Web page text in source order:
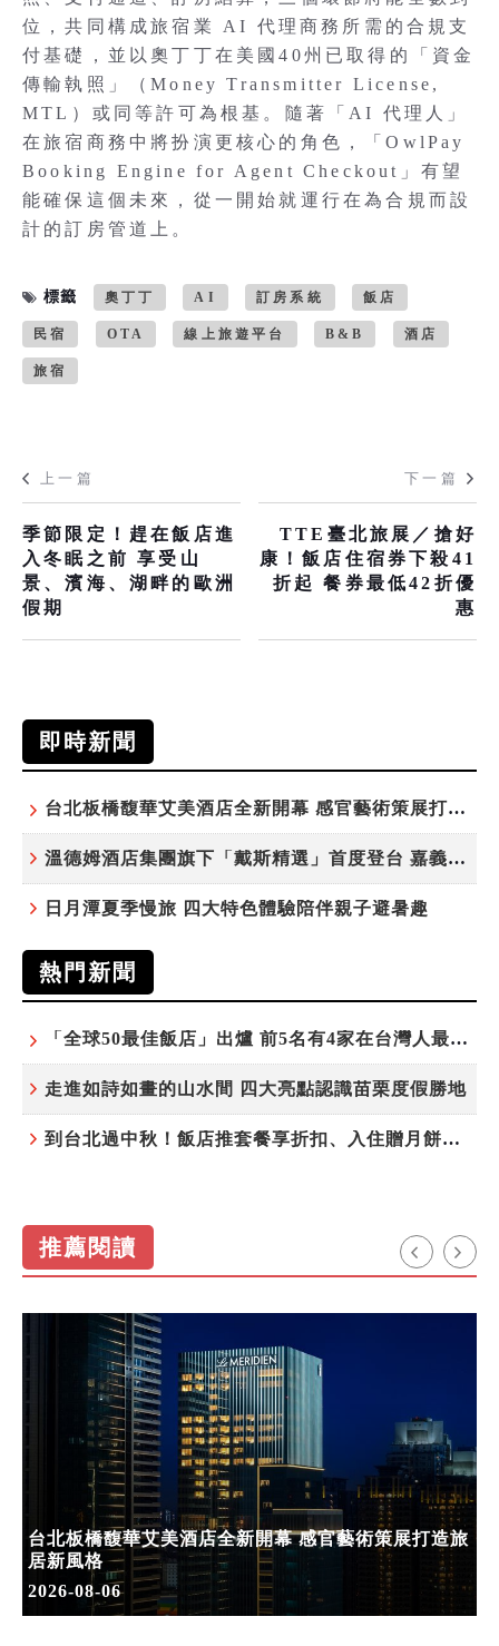
位，共同構成旅宿業 AI 代理商務所需的合規支
付基礎，並以奧丁丁在美國40州已取得的「資金
傳輸執照」（Money Transmitter License,
MTL）或同等許可為根基。隨著「AI 代理人」
在旅宿商務中將扮演更核心的角色，「OwlPay
Booking Engine for Agent Checkout」有望
能確保這個未來，從一開始就運行在為合規而設
計的訂房管道上。
標籤 奧丁丁 AI 訂房系統 飯店
民宿 OTA 線上旅遊平台 B&B 酒店
旅宿
上一篇
季節限定！趕在飯店進
入冬眠之前 享受山
景、濱海、湖畔的歐洲
假期
下一篇
TTE臺北旅展／搶好
康！飯店住宿券下殺41
折起 餐券最低42折優
惠
即時新聞
台北板橋馥華艾美酒店全新開幕 感官藝術策展打造旅居新風格
溫德姆酒店集團旗下「戴斯精選」首度登台 嘉義首店揭新幕
日月潭夏季慢旅 四大特色體驗陪伴親子避暑趣
熱門新聞
「全球50最佳飯店」出爐 前5名有4家在台灣人最常去的城市！
走進如詩如畫的山水間 四大亮點認識苗栗度假勝地
到台北過中秋！飯店推套餐享折扣、入住贈月餅禮盒
推薦閱讀
台北板橋馥華艾美酒店全新開幕 感官藝術策展打造旅
居新風格
2026-08-06